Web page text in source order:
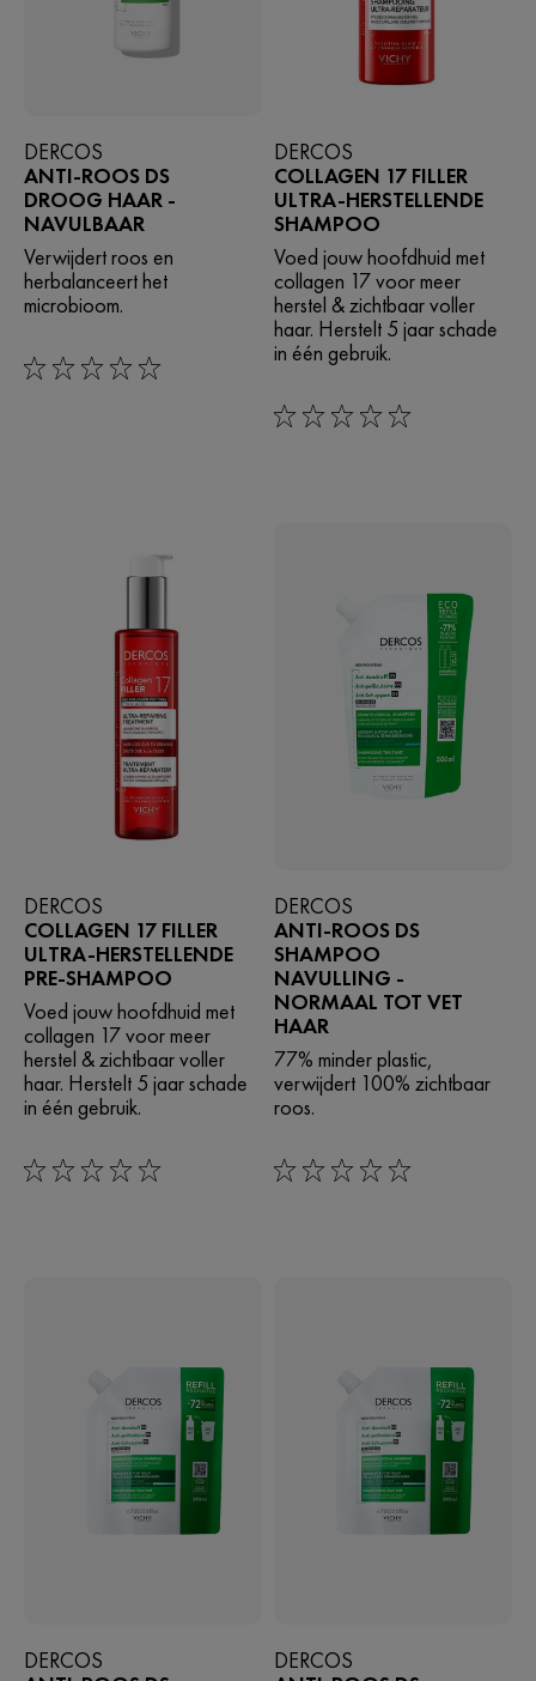
DERCOS
ANTI-ROOS DS
DROOG HAAR -
NAVULBAAR
Verwijdert roos en
herbalanceert het
microbioom.
0/5
DERCOS
COLLAGEN 17 FILLER
ULTRA-HERSTELLENDE
SHAMPOO
Voed jouw hoofdhuid met
collagen 17 voor meer
herstel & zichtbaar voller
haar. Herstelt 5 jaar schade
in één gebruik.
0/5
DERCOS
COLLAGEN 17 FILLER
ULTRA-HERSTELLENDE
PRE-SHAMPOO
Voed jouw hoofdhuid met
collagen 17 voor meer
herstel & zichtbaar voller
haar. Herstelt 5 jaar schade
in één gebruik.
0/5
DERCOS
ANTI-ROOS DS
SHAMPOO
NAVULLING -
NORMAAL TOT VET
HAAR
77% minder plastic,
verwijdert 100% zichtbaar
roos.
0/5
DERCOS
DERCOS